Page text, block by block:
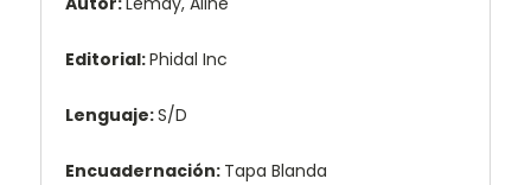
Editorial:Phidal Inc
Lenguaje:S/D
Encuadernación: Tapa Blanda